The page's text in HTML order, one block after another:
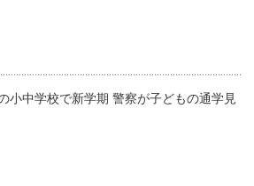
小中学校で新学期 警察が子どもの通学見